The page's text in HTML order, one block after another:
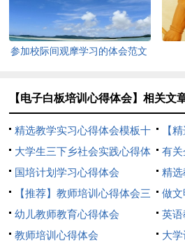
参加校际间观摩学习的体会范文
【电子白板培训心得体会】相关文
精选教学实习心得体会模板十
篇
【
合集
大学生三下乡社会实践心得体
会
有关
篇
国培计划学习心得体会
精选
篇
【推荐】教师培训心得体会三
篇
做文
幼儿教师教育心得体会
英语
教师培训心得体会
大